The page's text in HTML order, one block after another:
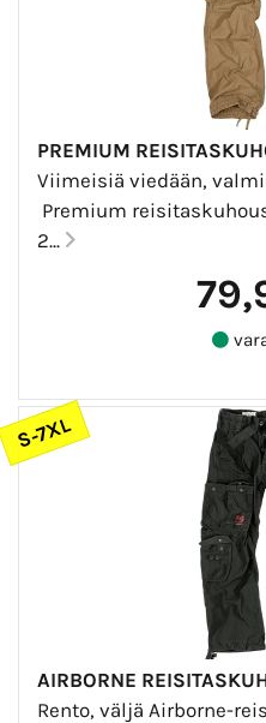
PREMIUM
Viimeisiä viedään,
Premium
2...
S-7XL
AIRBORNE
Rento, väljä Airborne-